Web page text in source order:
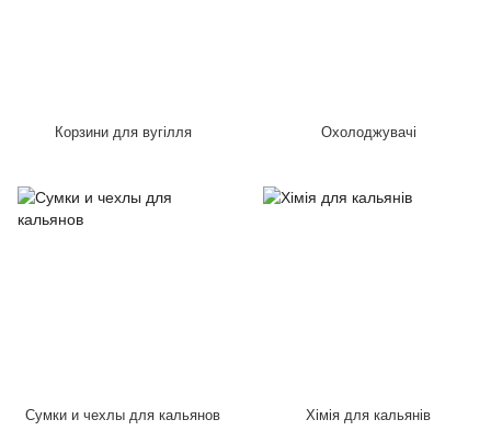
Корзини для вугілля Охолоджувачі
Сумки и чехлы для кальянов Хімія для кальянів